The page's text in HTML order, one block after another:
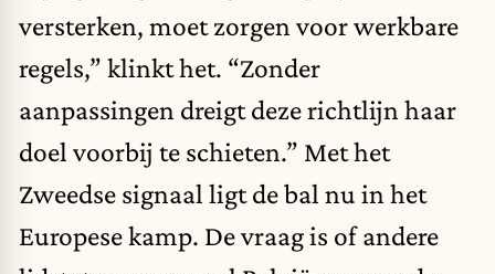
versterken, moet zorgen voor werkbare
regels,” klinkt het. “Zonder
aanpassingen dreigt deze richtlijn haar
doel voorbij te schieten.” Met het
Zweedse signaal ligt de bal nu in het
Europese kamp. De vraag is of andere